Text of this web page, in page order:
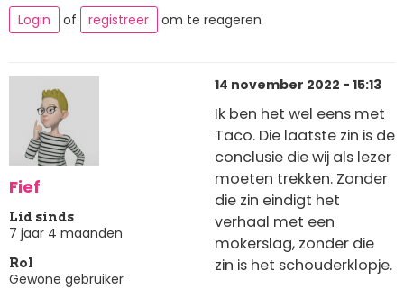
Login of registreer om te reageren
Fief
Lid sinds
7 jaar 4 maanden
Rol
Gewone gebruiker
14 november 2022 - 15:13
Ik ben het wel eens met
Taco. Die laatste zin is de
conclusie die wij als lezer
moeten trekken. Zonder
die zin eindigt het
verhaal met een
mokerslag, zonder die
zin is het schouderklopje.